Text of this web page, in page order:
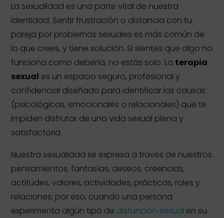
La sexualidad es una parte vital de nuestra
identidad. Sentir frustración o distancia con tu
pareja por problemas sexuales es más común de
lo que crees, y tiene solución. Si sientes que algo no
funciona como debería, no estás solo. La terapia
sexual es un espacio seguro, profesional y
confidencial diseñado para identificar las causas
(psicológicas, emocionales o relacionales) que te
impiden disfrutar de una vida sexual plena y
satisfactoria.
Nuestra sexualidad se expresa a través de nuestros
pensamientos, fantasías, deseos, creencias,
actitudes, valores, actividades, prácticas, roles y
relaciones; por eso, cuando una persona
experimenta algún tipo de disfunción sexual en su